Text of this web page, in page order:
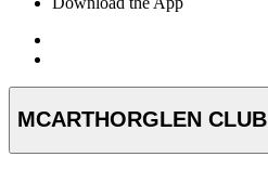
MCARTHORGLEN CLUB